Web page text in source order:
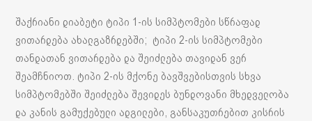
შაქრიანი დიაბეტი ტიპი 1-ის სიმპტომები სწრაფად
ვითარდება ახალგაზრდებში; ტიპი 2-ის სიმპტომები
თანდათან ვითარდება და შეიძლება თავიდან ვერ
შეამჩნიოთ. ტიპი 2-ის მქონე ბავშვებისთვის სხვა
სიმპტომებში შეიძლება შევიდეს ბუნდოვანი მხედველობა
და კანის გამუქებული ადგილები, განსაკუთრებით კისრის